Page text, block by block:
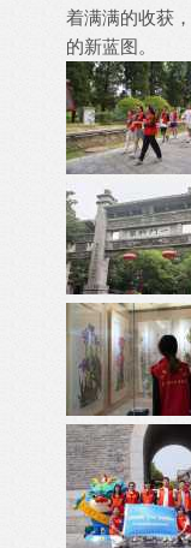
着满满的收获
的新蓝图。